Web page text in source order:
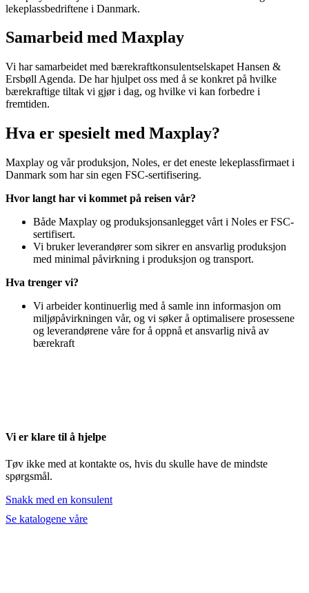
lekeplassbedriftene i Danmark.
Samarbeid med Maxplay
Vi har samarbeidet med bærekraftkonsulentselskapet Hansen &
Ersbøll Agenda. De har hjulpet oss med å se konkret på hvilke
bærekraftige tiltak vi gjør i dag, og hvilke vi kan forbedre i
fremtiden.
Hva er spesielt med Maxplay?
Maxplay og vår produksjon, Noles, er det eneste lekeplassfirmaet i
Danmark som har sin egen FSC-sertifisering.
Hvor langt har vi kommet på reisen vår?
Både Maxplay og produksjonsanlegget vårt i Noles er FSC-
sertifisert.
Vi bruker leverandører som sikrer en ansvarlig produksjon
med minimal påvirkning i produksjon og transport.
Hva trenger vi?
Vi arbeider kontinuerlig med å samle inn informasjon om
miljøpåvirkningen vår, og vi søker å optimalisere prosessene
og leverandørene våre for å oppnå et ansvarlig nivå av
bærekraft
Vi er klare til å hjelpe
Tøv ikke med at kontakte os, hvis du skulle have de mindste
spørgsmål.
Snakk med en konsulent
Se katalogene våre